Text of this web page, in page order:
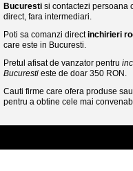
Bucuresti si contactezi persoana
direct, fara intermediari.
Poti sa comanzi directinchirieri
care este in Bucuresti.
Pretul afisat de vanzator pentru
Bucuresti este de doar 350 RON.
Cauti firme care ofera produse
pentru a obtine cele mai